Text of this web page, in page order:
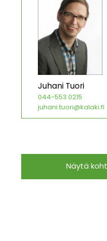
Juhani Tuori
044-553 0215
juhani.tuori@kalaki.fi
Näytä